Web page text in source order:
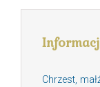
Chrzest,